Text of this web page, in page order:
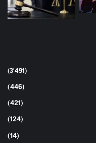
(3٬491)
(446)
(421)
(124)
(14)